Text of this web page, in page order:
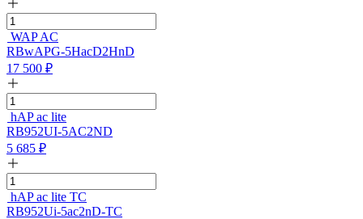
WAP AC
RBwAPG-5HacD2HnD
17 500 ₽
hAP ac lite
RB952UI-5AC2ND
5 685 ₽
hAP ac lite TC
RB952Ui-5ac2nD-TC